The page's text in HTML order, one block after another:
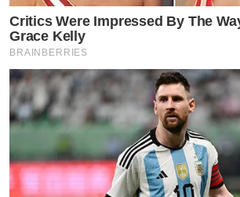
Critics Were Impressed By The
Grace Kelly
BRAINBERRIES